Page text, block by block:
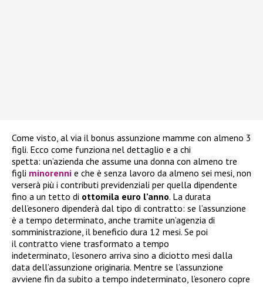
Come visto, al via il bonus assunzione mamme con almeno 3
figli. Ecco come funziona nel dettaglio e a chi
spetta: un’azienda che assume una donna con almeno tre
figli minorenni e che è senza lavoro da almeno sei mesi, non
verserà più i contributi previdenziali per quella dipendente
fino a un tetto di ottomila euro l’anno. La durata
dell’esonero dipenderà dal tipo di contratto: se l’assunzione
è a tempo determinato, anche tramite un’agenzia di
somministrazione, il beneficio dura 12 mesi. Se poi
il contratto viene trasformato a tempo
indeterminato, l’esonero arriva sino a diciotto mesi dalla
data dell’assunzione originaria. Mentre se l’assunzione
avviene fin da subito a tempo indeterminato, l’esonero copre